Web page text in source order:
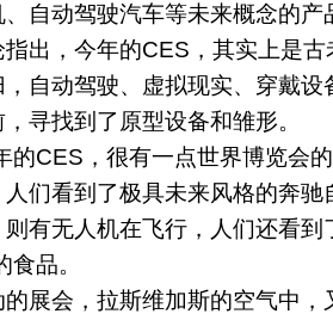
自动驾驶汽车等未来概念的产
指出，今年的CES，其实上是
自动驾驶、虚拟现实、穿戴设
寻找到了原型设备和雏形。
的CES，很有一点世界博览会
们看到了极具未来风格的奔驰
有无人机在飞行，人们还看
品。
展会，拉斯维加斯的空气中，